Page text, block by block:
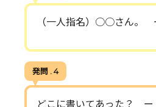
（一人指名）○○さん。
発問 . 4
どこに書いてあった？